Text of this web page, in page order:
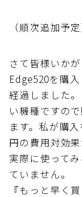
ブルべレポー
ブルべレポー
ブルベレポー
ブルべレポート
（順次追加予定
さて皆様いか
Edge520を購
経過しました
い機種ですの
ます。私が購
円の費用対効
実際に使って
ていません。
『もっと早く